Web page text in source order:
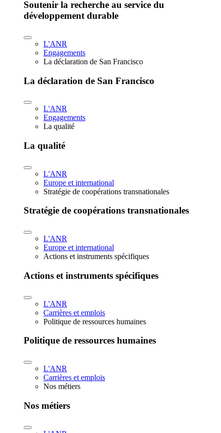
Soutenir la recherche au service du
développement durable
L'ANR
Engagements
La déclaration de San Francisco
La déclaration de San Francisco
L'ANR
Engagements
La qualité
La qualité
L'ANR
Europe et international
Stratégie de coopérations transnationales
Stratégie de coopérations transnationales
L'ANR
Europe et international
Actions et instruments spécifiques
Actions et instruments spécifiques
L'ANR
Carrières et emplois
Politique de ressources humaines
Politique de ressources humaines
L'ANR
Carrières et emplois
Nos métiers
Nos métiers